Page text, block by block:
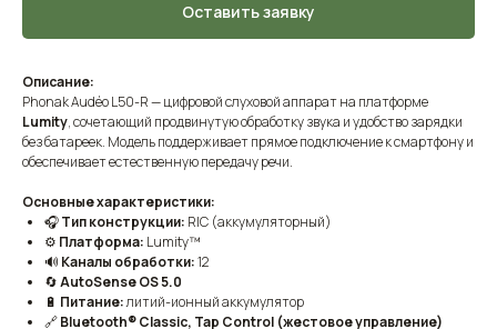
Оставить заявку
Описание:
Phonak Audéo L50-R — цифровой слуховой аппарат на платформе
Lumity, сочетающий продвинутую обработку звука и удобство зарядки
без батареек. Модель поддерживает прямое подключение к смартфону и
обеспечивает естественную передачу речи.
Основные характеристики:
🎧Тип конструкции: RIC (аккумуляторный)
⚙️ Платформа: Lumity™
🔊 Каналы обработки:12
🔄AutoSense OS 5.0
🔋 Питание:литий-ионный аккумулятор
🔗Bluetooth® Classic, Tap Control (жестовое управление)